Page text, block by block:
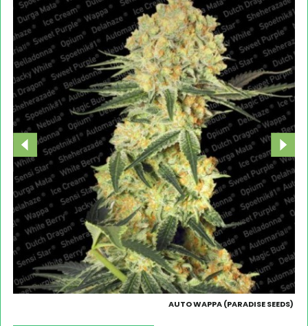
AUTO WAPPA (PARADISE SEEDS)